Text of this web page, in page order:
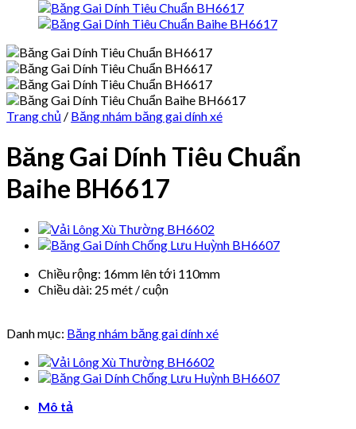
Trang chủ / Băng nhám băng gai dính xé
Băng Gai Dính Tiêu Chuẩn
Baihe BH6617
Chiều rộng: 16mm lên tới 110mm
Chiều dài: 25 mét / cuộn
Danh mục: Băng nhám băng gai dính xé
Mô tả